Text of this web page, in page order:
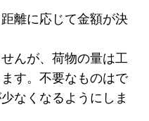
離に応じて金額が決
んが、荷物の量は工
す。不要なものはで
なくなるようにしま